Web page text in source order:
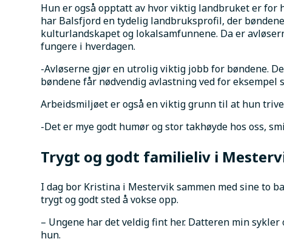
Hun er også opptatt av hvor viktig landbruket er for
har Balsfjord en tydelig landbruksprofil, der
kulturlandskapet og lokalsamfunnene. Da er
fungere i hverdagen.
-Avløserne gjør en utrolig viktig jobb for bøndene.
bøndene får nødvendig avlastning ved for
Arbeidsmiljøet er også en viktig grunn til at hun
-Det er mye godt humør og stor takhøyde hos oss,
Trygt og godt familieliv i
I dag bor Kristina i Mestervik sammen med sine to
trygt og godt sted å vokse opp.
– Ungene har det veldig fint her. Datteren min
hun.